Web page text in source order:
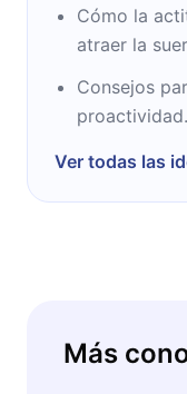
Cómo la
atraer la
Consejos
proactividad.
Ver todas las
Más